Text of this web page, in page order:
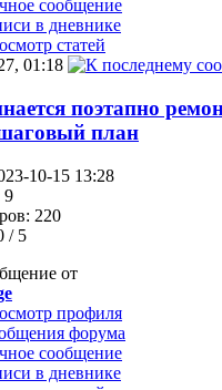
сообщение
в дневнике
статей
01:18
поэтапно
план
10-15 13:28
9
220
/ 5
от
профиля
форума
сообщение
в дневнике